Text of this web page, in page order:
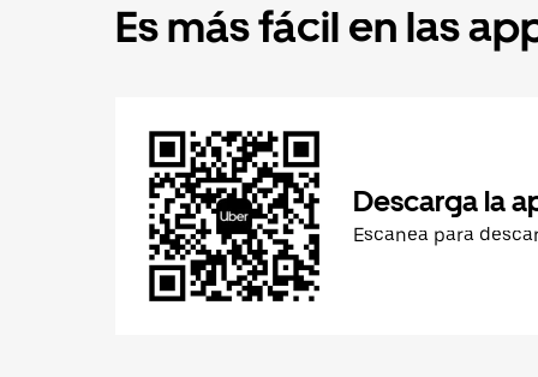
Es más fácil en las
Descarga la
Escanea para